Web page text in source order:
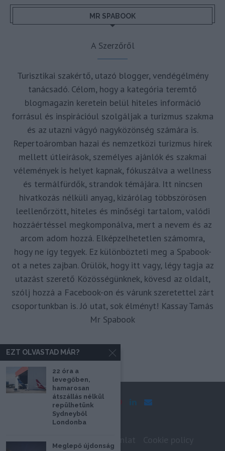
MR SPABOOK
A Szerzőről
Turisztikai szakértő, utazó blogger, vendégélmény
tanácsadó. Célom, hogy a kategória teremtő
blogmagazin keretein belül hiteles információ
forrásul és inspirációul szolgáljak a turizmus szakma
és az utazni vágyó nagyközönség számára is.
Repertoáromban hazai és nemzetközi turizmus hírek
mellett útleírások, személyes ajánlók és szakmai
vélemények is helyet kapnak, fókuszálva a wellness
és termálfürdők, strandok témájára. Itt nincsen
hivatkozás nélküli anyag, kizárólag többszörösen
leellenőrzött, hiteles és minőségi tartalom, valódi
hozzáértéssel megkomponálva, mert a nevem és az
arcom adom hozzá. Elképzelhetetlen számomra,
hogy ne így tegyek. Ez különbözteti meg a Spabook-
ot a netes zajban. Örülök, hogy itt vagy, légy tagja az
utazást szerető Közösségünknek, kövesd az oldalt,
szólj hozzá a Facebook-on és várunk szeretettel zárt
csoportunkban is. Jó utat, sok élményt! Kassay Tamás
Mr Spabook
Impresszum
EZT OLVASTAD MÁR?
22 óra a
levegőben,
hamarosan
átszállás nélkül
repülhetünk
Sydneyből
Londonba
Meglepő újdonság